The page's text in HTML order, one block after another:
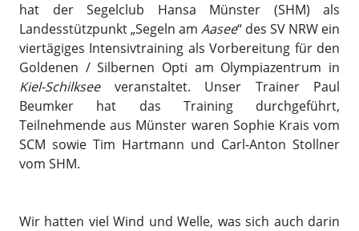
hat der Segelclub Hansa Münster (SHM) als
Landesstützpunkt „Segeln am Aasee“ des SV NRW ein
viertägiges Intensivtraining als Vorbereitung für den
Goldenen / Silbernen Opti am Olympiazentrum in
Kiel-Schilkseeveranstaltet. Unser Trainer Paul
Beumker hat das Training durchgeführt,
Teilnehmende aus Münster waren Sophie Krais vom
SCM sowie Tim Hartmann und Carl-Anton Stollner
vom SHM.
Wir hatten viel Wind und Welle, was sich auch darin